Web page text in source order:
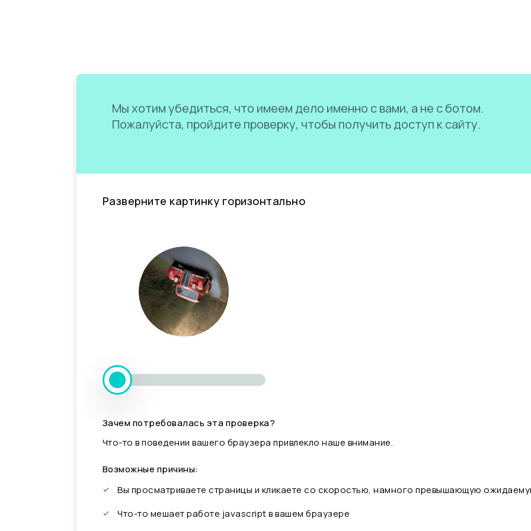
Мы хотим убедиться, что имеем дело именно с вами, а не с ботом.
Пожалуйста, пройдите проверку, чтобы получить доступ к сайту.
Разверните картинку горизонтально
Зачем потребовалась эта проверка?
Что-то в поведении вашего браузера привлекло наше внимание.
Возможные причины:
Вы просматриваете страницы и кликаете со скоростью, намного превышающую
Что-то мешает работе javascript в вашем браузере